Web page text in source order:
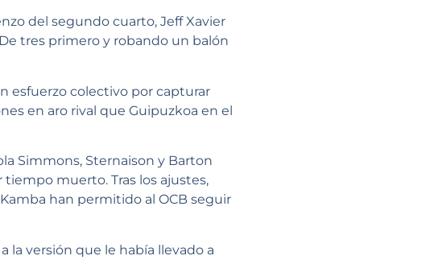
del segundo cuarto, Jeff Xavier
tres primero y robando un balón
esfuerzo colectivo por capturar
en aro rival que Guipuzkoa en el
Simmons, Sternaison y Barton
tiempo muerto. Tras los ajustes,
han permitido al OCB seguir
la versión que le había llevado a